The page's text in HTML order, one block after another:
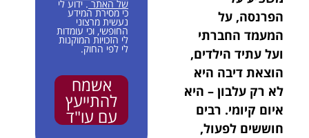
הפרנסה, על
המעמד החברתי
ועל עתיד הילדים,
הוצאת דיבה היא
לא רק עלבון – היא
איום קיומי. רבים
חוששים לפעול,
של האתר. ידוע לי
כי מסירת המידע
נעשית מרצוני
החופשי, וכי עומדות
לי הזכויות המוקנות
לי לפי החוק.
אשמח
להתייעץ
עם עו"ד